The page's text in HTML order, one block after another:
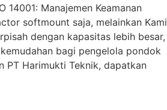
Manajemen Keamanan
softmount saja, melainkan Kami
dengan kapasitas lebih besar,
bagi pengelola pondok
PT Harimukti Teknik, dapatkan